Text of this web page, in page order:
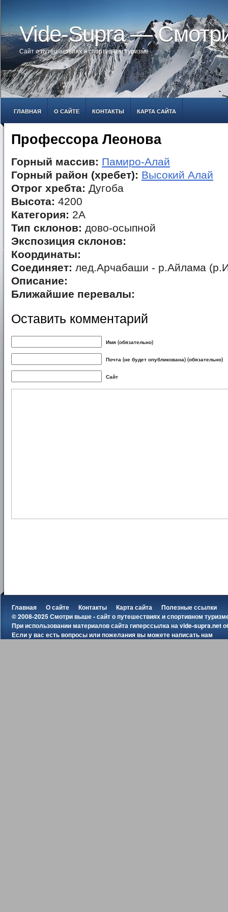
Vide-Supra —
Сайт о путешествиях и спортивном туризме
ГЛАВНАЯ О САЙТЕ КОНТАКТЫ КАРТА САЙТА
Профессора Леонова
Горный массив: Памиро-Алай
Горный район (хребет): Высокий Алай
Отрог хребта: Дугоба
Высота: 4200
Категория: 2А
Тип склонов: дово-осыпной
Экспозиция склонов:
Координаты:
Соединяет: лед.Арчабаши - р.Айлама
Описание:
Ближайшие перевалы:
Оставить комментарий
Имя (обязательно)
Почта (не будет опубликована) (обязательно)
Сайт
Главная О сайте Контакты Карта сайта
Полезные ссылки
© 2008-2025 Смотри выше - сайт о путешествиях и спортивном
При использовании материалов сайта гиперссылка наvide-supra.net
Если у вас есть вопросы или пожелания вы можетенаписать нам